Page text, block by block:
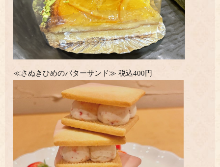
≪さぬきひめのバターサンド≫ 税込400円